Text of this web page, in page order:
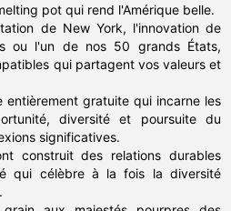
pot qui rend l'Amérique belle.
de New York, l'innovation de
ou l'un de nos 50 grands États,
qui partagent vos valeurs et
entièrement gratuite qui incarne les
diversité et poursuite du
significatives.
construit des relations durables
qui célèbre à la fois la diversité